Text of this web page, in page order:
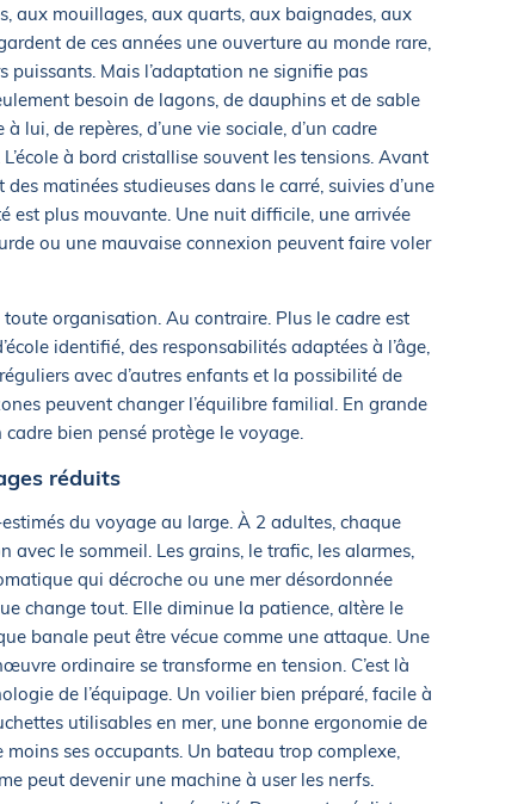
aux mouillages, aux quarts, aux baignades, aux
de ces années une ouverture au monde rare,
puissants. Mais l’adaptation ne signifie pas
besoin de lagons, de dauphins et de sable
lui, de repères, d’une vie sociale, d’un cadre
à bord cristallise souvent les tensions. Avant
matinées studieuses dans le carré, suivies d’une
est plus mouvante. Une nuit difficile, une arrivée
ou une mauvaise connexion peuvent faire voler
organisation. Au contraire. Plus le cadre est
identifié, des responsabilités adaptées à l’âge,
avec d’autres enfants et la possibilité de
peuvent changer l’équilibre familial. En grande
bien pensé protège le voyage.
réduits
du voyage au large. À 2 adultes, chaque
le sommeil. Les grains, le trafic, les alarmes,
qui décroche ou une mer désordonnée
change tout. Elle diminue la patience, altère le
banale peut être vécue comme une attaque. Une
ordinaire se transforme en tension. C’est là
de l’équipage. Un voilier bien préparé, facile à
utilisables en mer, une bonne ergonomie de
ses occupants. Un bateau trop complexe,
peut devenir une machine à user les nerfs.